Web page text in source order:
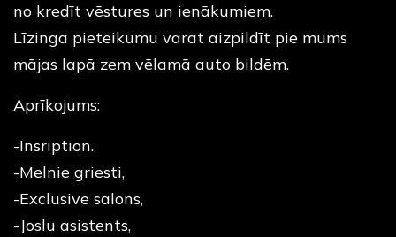
no kredīt vēstures un ienākumiem.
Līzinga pieteikumu varat aizpildīt pie mums
mājas lapā zem vēlamā auto bildēm.
Aprīkojums:
-Insription.
-Melnie griesti,
-Exclusive salons,
-Joslu asistents,